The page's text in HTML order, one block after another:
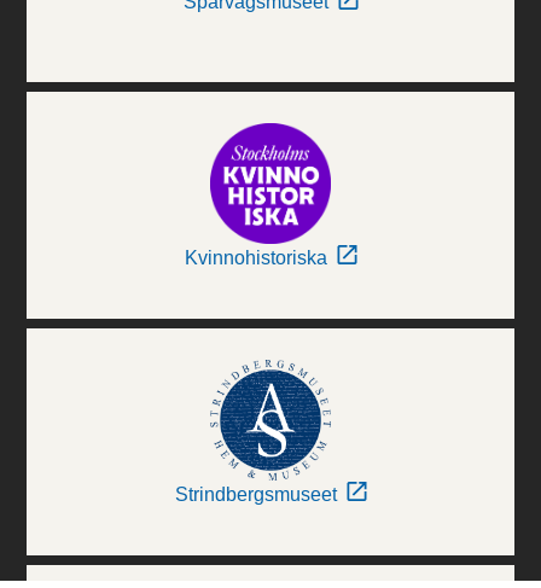
Kvinnohistoriska
Strindbergsmuseet